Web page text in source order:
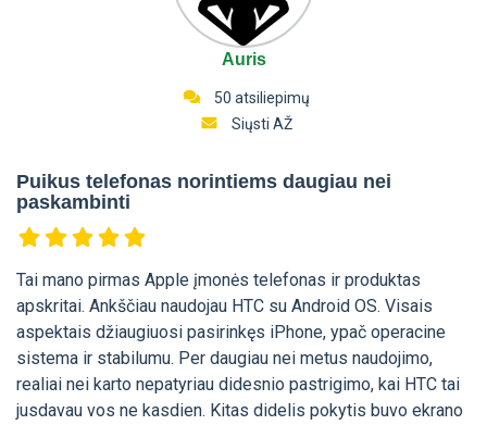
Auris
50 atsiliepimų
Siųsti AŽ
Puikus telefonas norintiems daugiau nei
paskambinti
Tai mano pirmas Apple įmonės telefonas ir produktas
apskritai. Ankščiau naudojau HTC su Android OS. Visais
aspektais džiaugiuosi pasirinkęs iPhone, ypač operacine
sistema ir stabilumu. Per daugiau nei metus naudojimo,
realiai nei karto nepatyriau didesnio pastrigimo, kai HTC tai
jusdavau vos ne kasdien. Kitas didelis pokytis buvo ekrano